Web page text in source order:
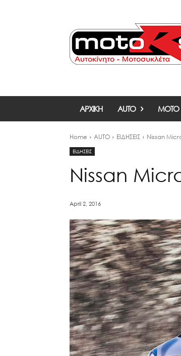
ΑΡΧΙΚΗ AUTO MOTO
Home AUTO ΕΙΔΗΣΕΙΣ Nissan
ΕΙΔΗΣΕΙΣ
Nissan
April 2, 2016